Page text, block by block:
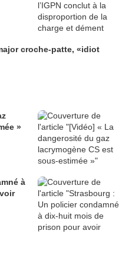
croche-patte, «idiot
»
à